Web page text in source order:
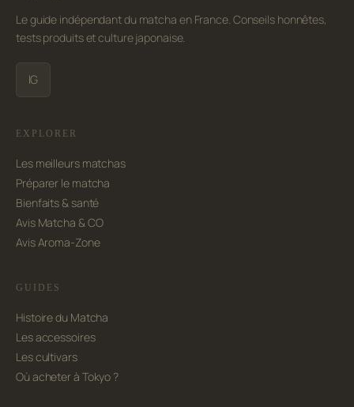
Le guide indépendant du matcha en France. Conseils honnêtes,
tests produits et culture japonaise.
IG
EXPLORER
Les meilleurs matchas
Préparer le matcha
Bienfaits & santé
Avis Matcha & CO
Avis Aroma-Zone
GUIDES
Histoire du Matcha
Les accessoires
Les cultivars
Où acheter à Tokyo ?